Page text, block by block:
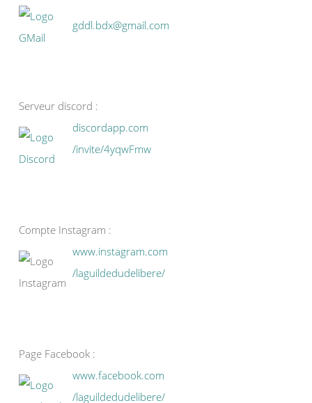
gddl.bdx@gmail.com
Serveur discord :
discordapp.com
/invite/4yqwFmw
Compte Instagram :
www.instagram.com
/laguildedudelibere/
Page Facebook :
www.facebook.com
/laguildedudelibere/